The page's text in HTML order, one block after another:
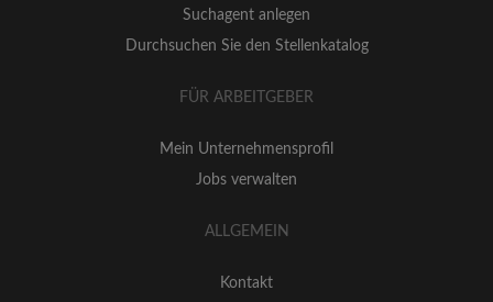
Suchagent anlegen
Durchsuchen Sie den Stellenkatalog
FÜR ARBEITGEBER
Mein Unternehmensprofil
Jobs verwalten
ALLGEMEIN
Kontakt